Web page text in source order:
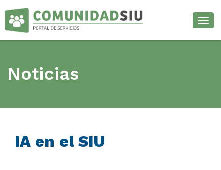
Noticias
IA en el SIU